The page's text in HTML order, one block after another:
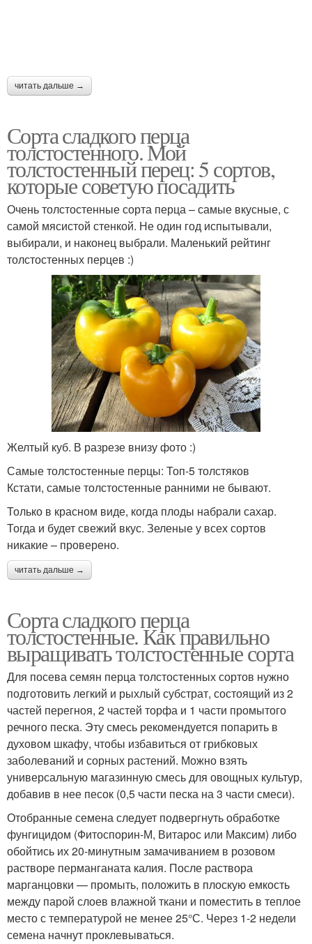
читать дальше →
Сорта сладкого перца
толстостенного. Мой
толстостенный перец: 5 сортов,
которые советую посадить
Очень толстостенные сорта перца – самые вкусные, с
самой мясистой стенкой. Не один год испытывали,
выбирали, и наконец выбрали. Маленький рейтинг
толстостенных перцев :)
Желтый куб. В разрезе внизу фото :)
Самые толстостенные перцы: Топ-5 толстяков
Кстати, самые толстостенные ранними не бывают.
Только в красном виде, когда плоды набрали сахар.
Тогда и будет свежий вкус. Зеленые у всех сортов
никакие – проверено.
читать дальше →
Сорта сладкого перца
толстостенные. Как правильно
выращивать толстостенные сорта
Для посева семян перца толстостенных сортов нужно
подготовить легкий и рыхлый субстрат, состоящий из 2
частей перегноя, 2 частей торфа и 1 части промытого
речного песка. Эту смесь рекомендуется попарить в
духовом шкафу, чтобы избавиться от грибковых
заболеваний и сорных растений. Можно взять
универсальную магазинную смесь для овощных культур,
добавив в нее песок (0,5 части песка на 3 части смеси).
Отобранные семена следует подвергнуть обработке
фунгицидом (Фитоспорин-М, Витарос или Максим) либо
обойтись их 20-минутным замачиванием в розовом
растворе перманганата калия. После раствора
марганцовки — промыть, положить в плоскую емкость
между парой слоев влажной ткани и поместить в теплое
место с температурой не менее 25°С. Через 1-2 недели
семена начнут проклевываться.